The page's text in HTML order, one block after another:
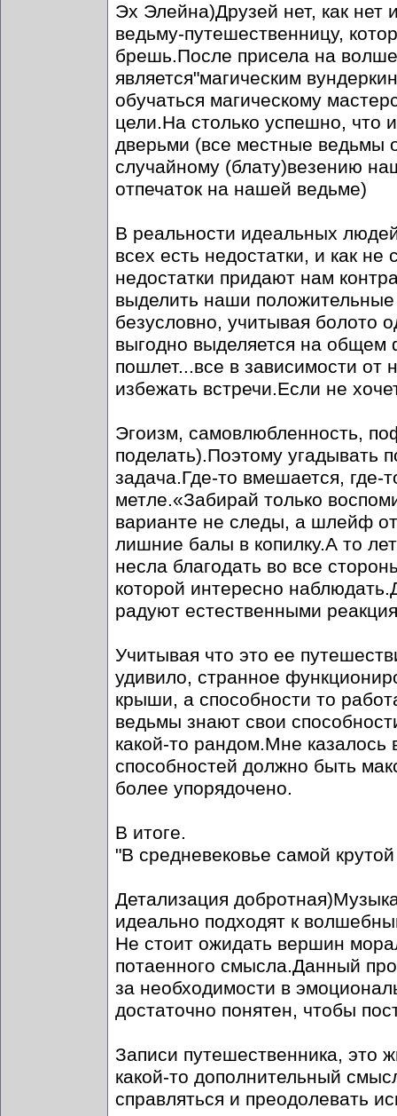
Эх Элейна)Друзей нет, как нет
ведьму-путешественницу,
брешь.После присела на
является"магическим
обучаться магическому
цели.На столько успешно, что
дверьми (все местные ведьмы
случайному (блату)везению
отпечаток на нашей ведьме)
В реальности идеальных
всех есть недостатки, и как
недостатки придают нам
выделить наши
безусловно, учитывая болото
выгодно выделяется на общем
пошлет...все в зависимости от
избежать встречи.Если не
Эгоизм, самовлюбленность,
поделать).Поэтому угадывать
задача.Где-то вмешается, где-
метле.«Забирай только
варианте не следы, а шлейф
лишние балы в копилку.А то
несла благодать во все
которой интересно
радуют естественными
Учитывая что это ее
удивило, странное
крыши, а способности то
ведьмы знают свои
какой-то рандом.Мне казалось
способностей должно быть
более упорядочено.
В итоге.
"В средневековье самой
Детализация
идеально подходят к
Не стоит ожидать вершин
потаенного смысла.Данный
за необходимости в
достаточно понятен, чтобы
Записи путешественника, это
какой-то дополнительный
справляться и преодолевать